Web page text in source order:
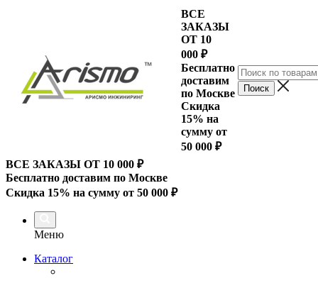
ВСЕ
ЗАКАЗЫ
ОТ 10
000 ₽
Бесплатно
доставим
по Москве
Скидка
15% на
сумму от
50 000 ₽
ВСЕ ЗАКАЗЫ ОТ 10 000 ₽
Бесплатно доставим по Москве
Скидка 15% на сумму от 50 000 ₽
Меню
Каталог